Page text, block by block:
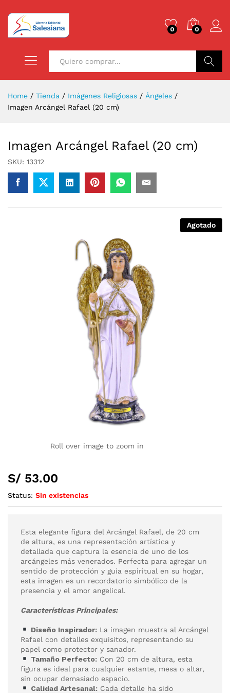
0 0
Home / Tienda / Imágenes Religiosas / Ángeles /
Imagen Arcángel Rafael (20 cm)
Imagen Arcángel Rafael (20 cm)
SKU: 13312
Agotado
Roll over image to zoom in
S/ 53.00
Status: Sin existencias
Esta elegante figura del Arcángel Rafael, de 20 cm
de altura, es una representación artística y
detallada que captura la esencia de uno de los
arcángeles más venerados. Perfecta para agregar un
sentido de protección y guía espiritual en su hogar,
esta imagen es un recordatorio simbólico de la
presencia y el amor angelical.
Características Principales:
Diseño Inspirador:La imagen muestra al Arcángel
Rafael con detalles exquisitos, representando su
papel como protector y sanador.
Tamaño Perfecto:Con 20 cm de altura, esta
figura es ideal para cualquier estante, mesa o altar,
sin ocupar demasiado espacio.
Calidad Artesanal:Cada detalle ha sido